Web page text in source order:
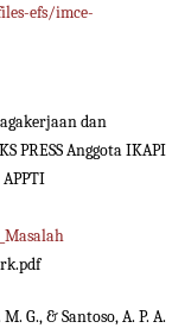
efs/imce-
dan
PRESS Anggota IKAPI
G., & Santoso, A. P. A.